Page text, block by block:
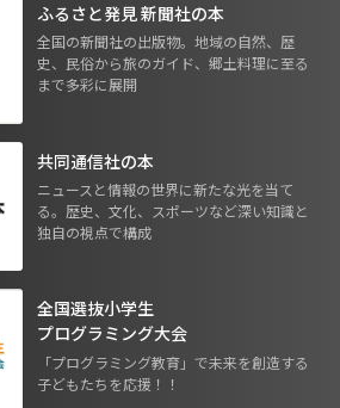
ふるさと発見 新聞社の本
全国の新聞社の出版物。地域の自然、歴
史、民俗から旅のガイド、郷土料理に至る
まで多彩に展開
共同通信社の本
ニュースと情報の世界に新たな光を当て
る。歴史、文化、スポーツなど深い知識と
独自の視点で構成
全国選抜小学生
プログラミング大会
「プログラミング教育」で未来を創造する
子どもたちを応援！！